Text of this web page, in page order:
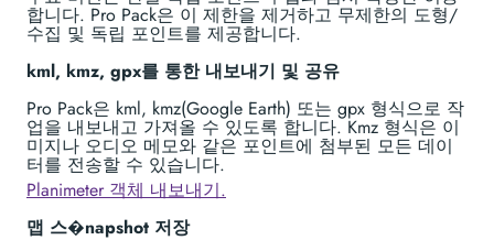
합니다. Pro Pack은 이 제한을 제거하고 무제한의 도형/
수집 및 독립 포인트를 제공합니다.
kml, kmz, gpx를 통한 내보내기 및 공유
Pro Pack은 kml, kmz(Google Earth) 또는 gpx 형식으로 작
업을 내보내고 가져올 수 있도록 합니다. Kmz 형식은 이
미지나 오디오 메모와 같은 포인트에 첨부된 모든 데이
터를 전송할 수 있습니다.
Planimeter 객체 내보내기.
맵 스�napshot 저장